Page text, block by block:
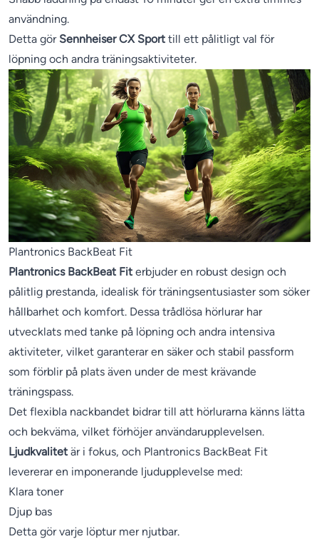
användning.
Detta gör Sennheiser CX Sporttill ett pålitligt val för
löpning och andra träningsaktiviteter.
Plantronics BackBeat Fit
Plantronics BackBeat Fiterbjuder en robust design och
pålitlig prestanda, idealisk för träningsentusiaster som söker
hållbarhet och komfort. Dessa trådlösa hörlurar har
utvecklats med tanke på löpning och andra intensiva
aktiviteter, vilket garanterar en säker och stabil passform
som förblir på plats även under de mest krävande
träningspass.
Det flexibla nackbandet bidrar till att hörlurarna känns lätta
och bekväma, vilket förhöjer användarupplevelsen.
Ljudkvalitetär i fokus, och Plantronics BackBeat Fit
levererar en imponerande ljudupplevelse med:
Klara toner
Djup bas
Detta gör varje löptur mer njutbar.